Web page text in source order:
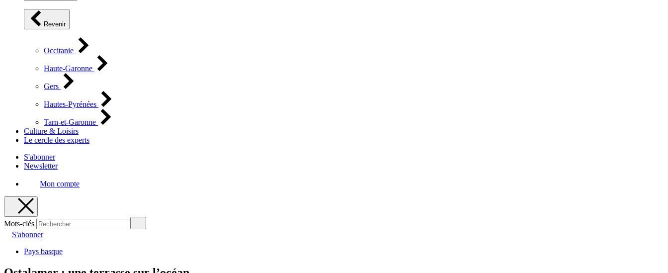
Revenir
Occitanie
Haute-Garonne
Gers
Hautes-Pyrénées
Tarn-et-Garonne
Culture & Loisirs
Le cercle des experts
S'abonner
Newsletter
Mon compte
Mots-clés
S'abonner
Pays basque